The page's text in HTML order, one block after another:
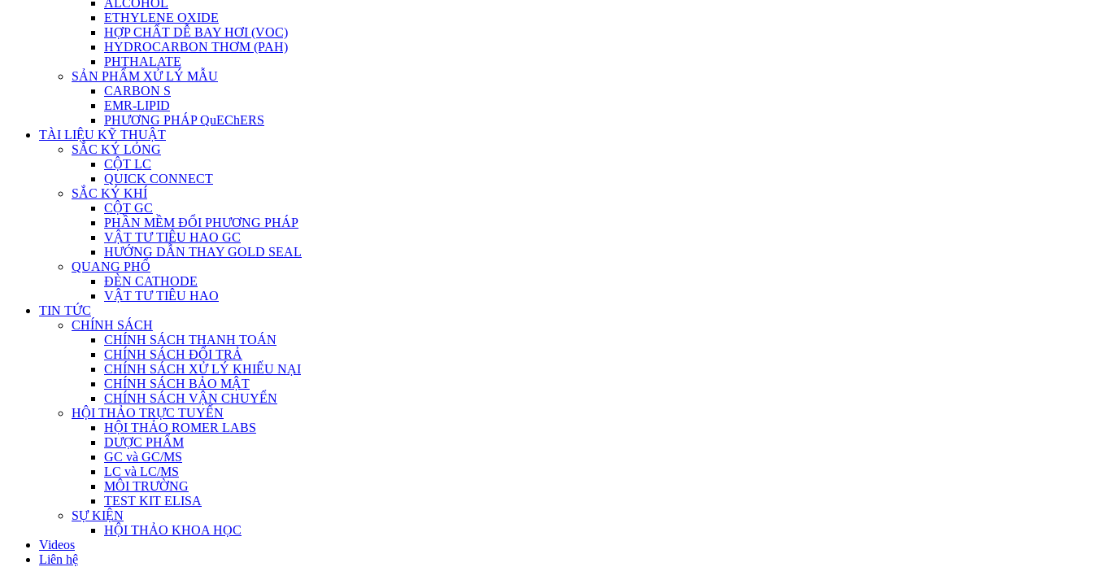
ALCOHOL
ETHYLENE OXIDE
HỢP CHẤT DỄ BAY HƠI (VOC)
HYDROCARBON THƠM (PAH)
PHTHALATE
SẢN PHẨM XỬ LÝ MẪU
CARBON S
EMR-LIPID
PHƯƠNG PHÁP QuEChERS
TÀI LIỆU KỸ THUẬT
SẮC KÝ LỎNG
CỘT LC
QUICK CONNECT
SẮC KÝ KHÍ
CỘT GC
PHẦN MỀM ĐỔI PHƯƠNG PHÁP
VẬT TƯ TIÊU HAO GC
HƯỚNG DẪN THAY GOLD SEAL
QUANG PHỔ
ĐÈN CATHODE
VẬT TƯ TIÊU HAO
TIN TỨC
CHÍNH SÁCH
CHÍNH SÁCH THANH TOÁN
CHÍNH SÁCH ĐỔI TRẢ
CHÍNH SÁCH XỬ LÝ KHIẾU NẠI
CHÍNH SÁCH BẢO MẬT
CHÍNH SÁCH VẬN CHUYỂN
HỘI THẢO TRỰC TUYẾN
HỘI THẢO ROMER LABS
DƯỢC PHẨM
GC và GC/MS
LC và LC/MS
MÔI TRƯỜNG
TEST KIT ELISA
SỰ KIỆN
HỘI THẢO KHOA HỌC
Videos
Liên hệ